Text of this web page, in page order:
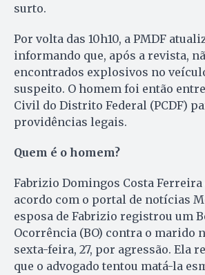
surto.
Por volta das 10h10, a PMDF
informando que, após a revista,
encontrados explosivos no
suspeito. O homem foi então
Civil do Distrito Federal (PCDF)
providências legais.
Quem é o homem?
Fabrizio Domingos Costa Ferreira
acordo com o portal de notícias
esposa de Fabrizio registrou um
Ocorrência (BO) contra o marido
sexta-feira, 27, por agressão. Ela
que o advogado tentou matá-la